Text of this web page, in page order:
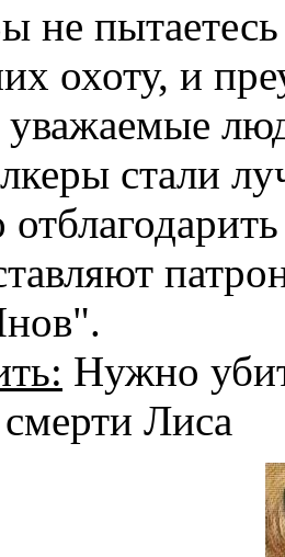
не
охоту, и
стали
Нужно
Лиса